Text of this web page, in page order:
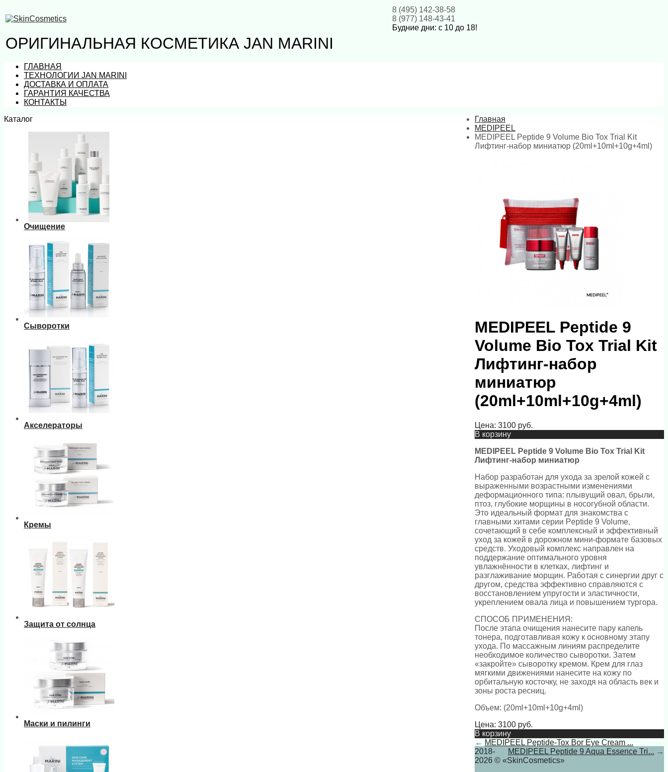
8 (495) 142-38-58
8 (977) 148-43-41
Будние дни: с 10 до 18!
ОРИГИНАЛЬНАЯ КОСМЕТИКА JAN MARINI
ГЛАВНАЯ
ТЕХНОЛОГИИ JAN MARINI
ДОСТАВКА И ОПЛАТА
ГАРАНТИЯ КАЧЕСТВА
КОНТАКТЫ
Каталог
Очищение
Сыворотки
Акселераторы
Кремы
Защита от солнца
Маски и пилинги
Главная
MEDIPEEL
MEDIPEEL Peptide 9 Volume Bio Tox Trial Kit
Лифтинг-набор миниатюр (20ml+10ml+10g+4ml)
MEDIPEEL Peptide 9
Volume Bio Tox Trial Kit
Лифтинг-набор
миниатюр
(20ml+10ml+10g+4ml)
Цена: 3100 руб.
В корзину
MEDIPEEL Peptide 9 Volume Bio Tox Trial Kit
Лифтинг-набор миниатюр
Набор разработан для ухода за зрелой кожей с
выраженными возрастными изменениями
деформационного типа: плывущий овал, брыли,
птоз, глубокие морщины в носогубной области.
Это идеальный формат для знакомства с
главными хитами серии Peptide 9 Volume,
сочетающий в себе комплексный и эффективный
уход за кожей в дорожном мини-формате базовых
средств. Уходовый комплекс направлен на
поддержание оптимального уровня
увлажнённости в клетках, лифтинг и
разглаживание морщин. Работая с синергии друг с
другом, средства эффективно справляются с
восстановлением упругости и эластичности,
укреплением овала лица и повышением тургора.
СПОСОБ ПРИМЕНЕНИЯ:
После этапа очищения нанесите пару капель
тонера, подготавливая кожу к основному этапу
ухода. По массажным линиям распределите
необходимое количество сыворотки. Затем
«закройте» сыворотку кремом. Крем для глаз
мягкими движениями нанесите на кожу по
орбитальную косточку, не заходя на область век и
зоны роста ресниц.
Объем: (20ml+10ml+10g+4ml)
Цена: 3100 руб.
В корзину
← MEDIPEEL Peptide-Tox Bor Eye Cream ...
MEDIPEEL Peptide 9 Aqua Essence Tri... →
2018-
2026 © «SkinCosmetics»